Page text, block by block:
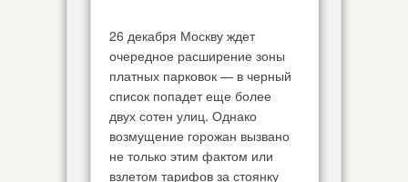
26 декабря Москву ждет
очередное расширение зоны
платных парковок — в черный
список попадет еще более
двух сотен улиц. Однако
возмущение горожан вызвано
не только этим фактом или
взлетом тарифов за стоянку